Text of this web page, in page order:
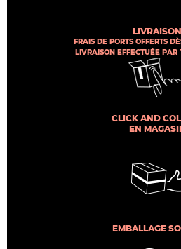
LIVRAISON
FRAIS DE PORTS OFFERTS
LIVRAISON EFFECTUÉE PAR
CLICK AND
EN
EMBALLAGE